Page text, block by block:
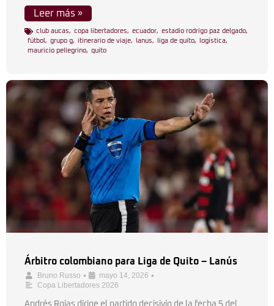
Leer más »
club aucas, copa libertadores, ecuador, estadio rodrigo paz delgado,
fútbol , grupo g, itinerario de viaje, lanus, liga de quito, logística,
mauricio pellegrino, quito
Árbitro colombiano para Liga de Quito – Lanús
Bruno Russo • mayo 14, 2026 •
Copa Libertadores 2026
Andrés Rojas dirige el partido decisivio de la fecha 5 del